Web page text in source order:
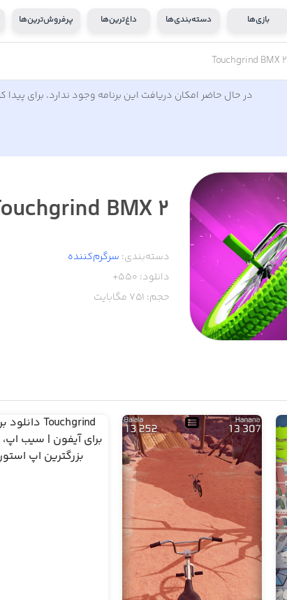
بازی‌ها دسته‌بندی‌ها داغ‌ترین‌ها پرفروش‌ترین‌ها
Touchgrind BMX 2
در حال حاضر امکان دریافت این برنامه وجود ندارد. برای
BMX 2
دسته‌بندی: سرگرم‌کننده
دانلود: 550+
حجم: 751 مگابایت